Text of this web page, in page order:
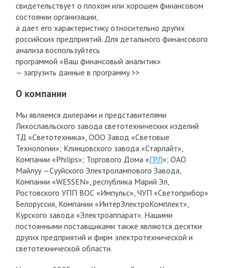
свидетельствует о плохом или хорошем финансовом
состоянии организации,
а дает его характеристику относительно других
российских предприятий. Для детального финансового
анализа воспользуйтесь
программой «Ваш финансовый аналитик»
— загрузить данные в программу >>
О компании
Мы являемся дилерами и представителями
Лихославльского завода светотехнических изделий
ТД «Светотехника», ООО Завод «Световые
Технологии»; Клинцовского завода «Старлайт»,
Компании «Philips»; Торгового Дома «ГРЛ»; ОАО
Майлуу —Сууйского Электролампового Завода,
Компании «WESSEN», республика Марий Эл,
Ростовского УПП ВОС «Импульс», ЧУП «Светоприбор»
Белоруссия, Компании «ИнтерЭлектроКомплект»,
Курского завода «Электроаппарат». Нашими
постоянными поставщиками также являются десятки
других предприятий и фирм электротехнической и
светотехнической области.